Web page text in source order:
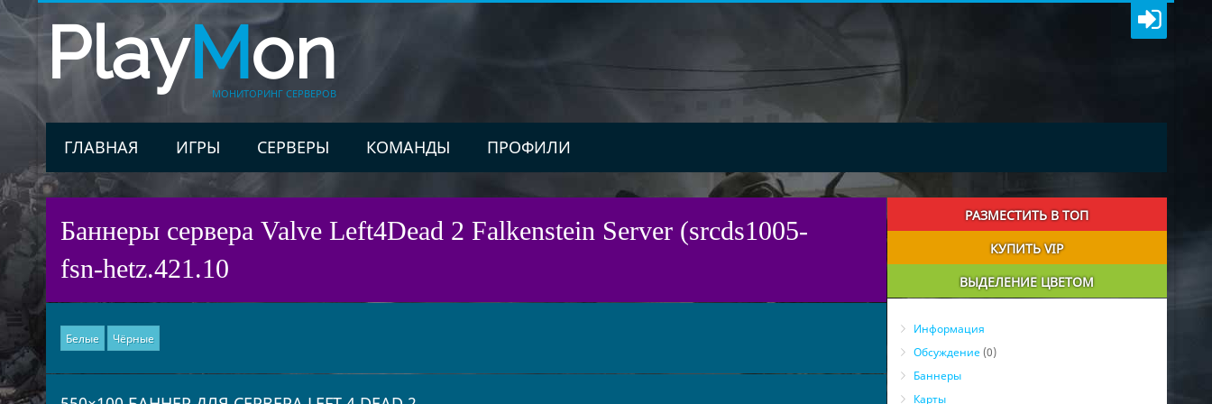
PlayMon
МОНИТОРИНГ СЕРВЕРОВ
ГЛАВНАЯ ИГРЫ СЕРВЕРЫ КОМАНДЫ ПРОФИЛИ
Баннеры сервера Valve Left4Dead 2 Falkenstein Server (srcds1005-
fsn-hetz.421.10
Белые Чёрные
РАЗМЕСТИТЬ В ТОП
КУПИТЬ VIP
ВЫДЕЛЕНИЕ ЦВЕТОМ
Информация
Обсуждение(0)
Баннеры
Карты